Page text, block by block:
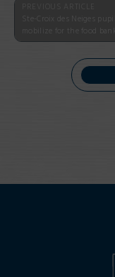
Ste-Croix des Neiges pupils
mobilize for the food bank